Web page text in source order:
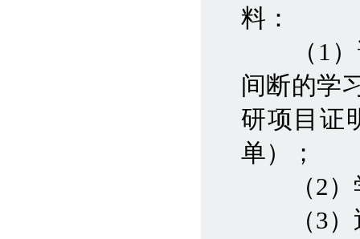
料：
（1）详
间断的学
研项目证
单）；
（2）学
（3）近